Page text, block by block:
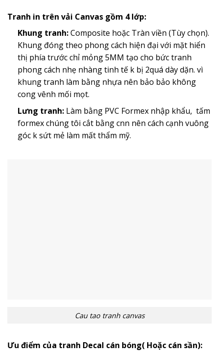
Tranh in trên vải Canvas gồm 4 lớp:
Khung tranh:Composite hoặc Tràn viền (Tùy chọn).
Khung đóng theo phong cách hiện đại với mặt hiển
thị phía trước chỉ mỏng 5MM tạo cho bức tranh
phong cách nhẹ nhàng tinh tế k bị 2quá dày dặn. vì
khung tranh làm bằng nhựa nên bảo bảo không
cong vênh mối mọt.
Lưng tranh:Làm bằng PVC Formex nhập khẩu, tấm
formex chúng tôi cắt bằng cnn nên cách cạnh vuông
góc k sứt mẻ làm mất thẩm mỹ.
Cau tao tranh canvas
Ưu điểm của tranh Decal cán bóng( Hoặc cán sần):